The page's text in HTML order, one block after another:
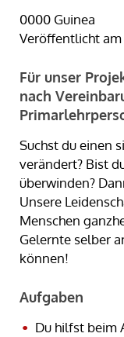
0000 Guinea
Veröffentlicht am
Für unser
nach
Suchst du einen
verändert? Bist
überwinden?
Unsere
Menschen
Gelernte selber
können!
Aufgaben
Du hilfst beim